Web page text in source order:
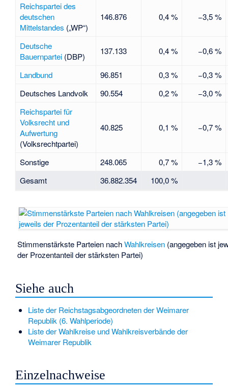
Reichspartei des
deutschen
Mittelstandes („WP“)
146.876 0,4 % −3,5 %
Deutsche
Bauernpartei(DBP)
137.133 0,4 % −0,6 %
Landbund 96.851 0,3 %
−0,3 %
Deutsches Landvolk
90.554 0,2 %
−3,0 %
Reichspartei für
Volksrecht und
Aufwertung
(Volksrechtpartei)
40.825 0,1 % −0,7 %
Sonstige 248.065 0,7 %
−1,3 %
Gesamt
36.882.354 100,0 %
Stimmenstärkste Parteien nachWahlkreisen (angegeben ist
der Prozentanteil der stärksten Partei)
Siehe auch
Liste der Reichstagsabgeordneten der Weimarer
Republik (6. Wahlperiode)
Liste der Wahlkreise und Wahlkreisverbände der
Weimarer Republik
Einzelnachweise